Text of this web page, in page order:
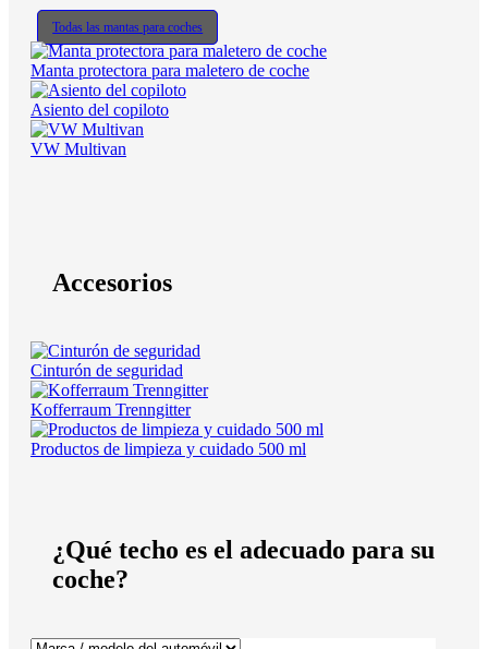
Todas las mantas para coches
Manta protectora para maletero de coche
Asiento del copiloto
VW Multivan
Accesorios
Cinturón de seguridad
Kofferraum Trenngitter
Productos de limpieza y cuidado 500 ml
¿Qué techo es el adecuado para su
coche?